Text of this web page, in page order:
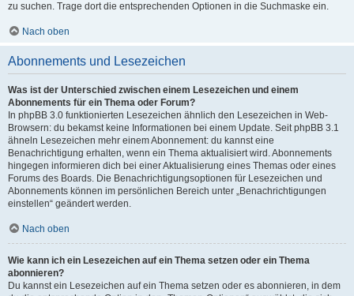
zu suchen. Trage dort die entsprechenden Optionen in die Suchmaske ein.
Nach oben
Abonnements und Lesezeichen
Was ist der Unterschied zwischen einem Lesezeichen und einem
Abonnements für ein Thema oder Forum?
In phpBB 3.0 funktionierten Lesezeichen ähnlich den Lesezeichen in Web-
Browsern: du bekamst keine Informationen bei einem Update. Seit phpBB 3.1
ähneln Lesezeichen mehr einem Abonnement: du kannst eine
Benachrichtigung erhalten, wenn ein Thema aktualisiert wird. Abonnements
hingegen informieren dich bei einer Aktualisierung eines Themas oder eines
Forums des Boards. Die Benachrichtigungsoptionen für Lesezeichen und
Abonnements können im persönlichen Bereich unter „Benachrichtigungen
einstellen“ geändert werden.
Nach oben
Wie kann ich ein Lesezeichen auf ein Thema setzen oder ein Thema
abonnieren?
Du kannst ein Lesezeichen auf ein Thema setzen oder es abonnieren, in dem